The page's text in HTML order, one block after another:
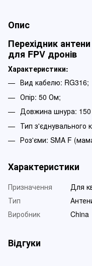
Опис
Перехідник
для FPV дронів
Характеристики:
Вид кабелю: RG316;
Опір: 50 Ом;
Довжина шнура:
Тип з'єднувального
Роз'єми: SMA F
Характеристики
Призначення
Для
Тип
Виробник
China
Відгуки